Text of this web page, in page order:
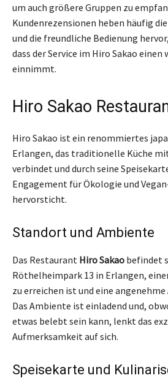
um auch größere Gruppen zu
Kundenrezensionen heben häufig
und die freundliche Bedienung
dass der Service im Hiro Sakao
einnimmt.
Hiro Sakao
Hiro Sakao ist ein renommiertes
Erlangen, das traditionelle Küche
verbindet und durch seine
Engagement für Ökologie und
hervorsticht.
Standort und Ambiente
Das Restaurant Hiro Sakao befindet
Röthelheimpark 13 in Erlangen,
zu erreichen ist und eine
Das Ambiente ist einladend und,
etwas belebt sein kann, lenkt das
Aufmerksamkeit auf sich.
Speisekarte und